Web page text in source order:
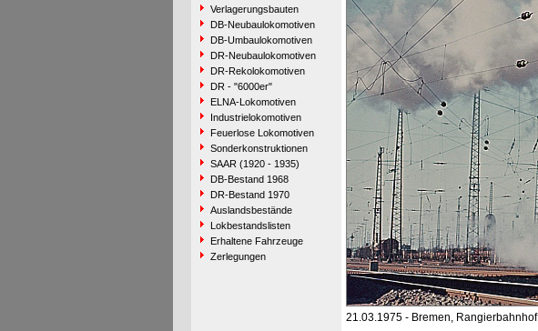
Verlagerungsbauten
DB-Neubaulokomotiven
DB-Umbaulokomotiven
DR-Neubaulokomotiven
DR-Rekolokomotiven
DR - "6000er"
ELNA-Lokomotiven
Industrielokomotiven
Feuerlose Lokomotiven
Sonderkonstruktionen
SAAR (1920 - 1935)
DB-Bestand 1968
DR-Bestand 1970
Auslandsbestände
Lokbestandslisten
Erhaltene Fahrzeuge
Zerlegungen
21.03.1975 - Bremen, Rangierbahnhof